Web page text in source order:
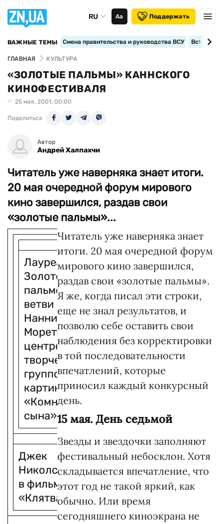
RU Аа Поддержать
ВАЖНЫЕ ТЕМЫ Смена правительства и руководства ВСУ
ГЛАВНАЯ КУЛЬТУРА
«ЗОЛОТЫЕ ПАЛЬМЫ» КАННСКОГО
КИНОФЕСТИВАЛЯ
25 мая, 2001, 00:00
Поделиться
Автор
Андрей Халпахчи
Читатель уже наверняка знает итоги.
20 мая очередной форум мирового
кино завершился, раздав свои
«золотые пальмы»...
Лауреат
Золотой
пальмовой
ветви
Нанни
Моретти (в
центре) с
творческой
группой
картины
«Комната
сына»
Джек
Николсон
в фильме
«Клятва»
Читатель уже наверняка знает
итоги. 20 мая очередной форум
мирового кино завершился,
раздав свои «золотые пальмы».
Я же, когда писал эти строки,
еще не знал результатов, и
позволю себе оставить свои
наблюдения без корректировки
в той последовательности
впечатлений, которые
приносил каждый конкурсный
день.
15 мая. День седьмой
Звезды и звездочки заполняют
фестивальный небосклон. Хотя
складывается впечатление, что
этот год не такой яркий, как
обычно. Или время
сегодняшнего киноэкрана не